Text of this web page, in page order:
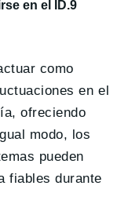
en el ID.9
como
en el
ofreciendo
modo, los
pueden
fiables durante